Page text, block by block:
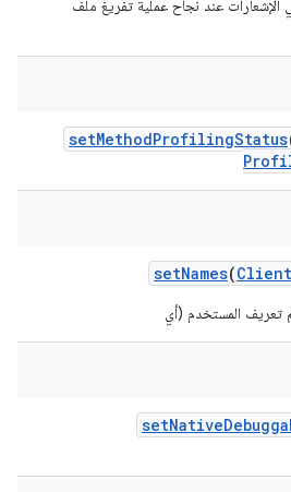
الإشعارات عند نجاح عملية تفريغ ملف
setMethodProfilingStatus
setNames(Client
تعريف المستخدم (أي
setNative